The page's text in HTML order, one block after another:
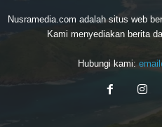
Nusramedia.com adalah situs web
Kami menyediakan berita
Hubungi kami: